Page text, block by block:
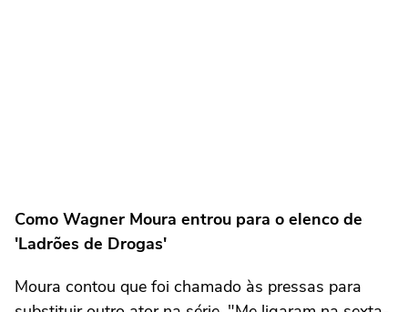
Como Wagner Moura entrou para o elenco de
'Ladrões de Drogas'
Moura contou que foi chamado às pressas para